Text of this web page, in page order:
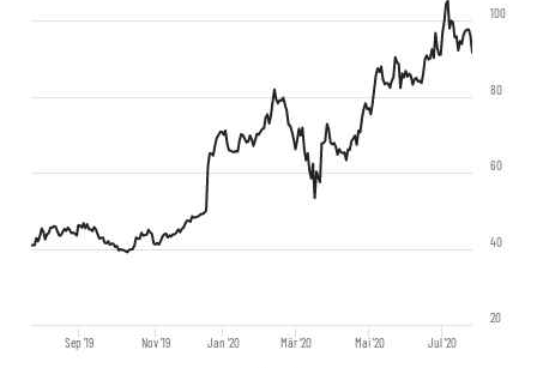
Sep '19 Nov '19 Jan '20 Mär '20 Mai '20 Jul '20
20
40
60
80
100